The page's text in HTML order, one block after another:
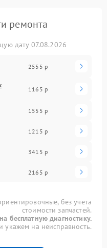
ремонта
дату 07.08.2026
2555 р
1165 р
1555 р
1215 р
3415 р
2165 р
без учета
стоимости запчастей.
бесплатную диагностику.
на неисправность.